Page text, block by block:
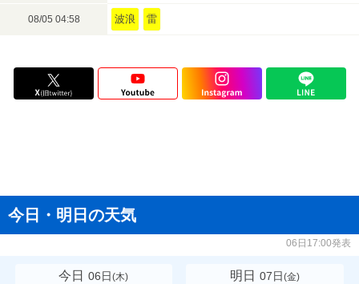
08/05 04:58 波浪 雷
今日・明日の天気
06日17:00発表
今日 06日(木) 明日 07日(金)